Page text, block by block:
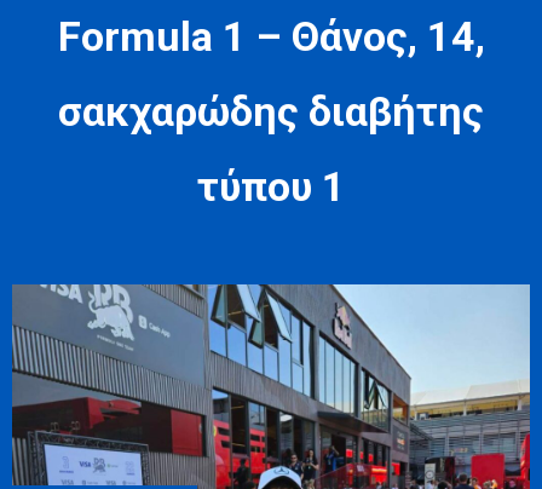
Formula 1 – Θάνος, 14,
σακχαρώδης διαβήτης
τύπου 1